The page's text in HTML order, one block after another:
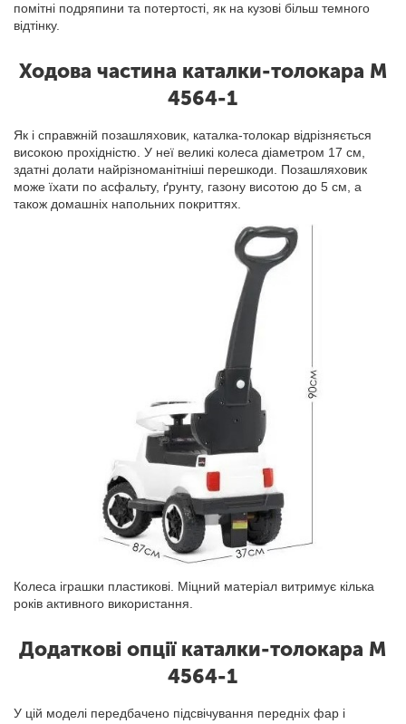
помітні подряпини та потертості, як на кузові більш темного
відтінку.
Ходова частина каталки-толокара M
4564-1
Як і справжній позашляховик, каталка-толокар відрізняється
високою прохідністю. У неї великі колеса діаметром 17 см,
здатні долати найрізноманітніші перешкоди. Позашляховик
може їхати по асфальту, ґрунту, газону висотою до 5 см, а
також домашніх напольних покриттях.
Колеса іграшки пластикові. Міцний матеріал витримує кілька
років активного використання.
Додаткові опції каталки-толокара M
4564-1
У цій моделі передбачено підсвічування передніх фар і